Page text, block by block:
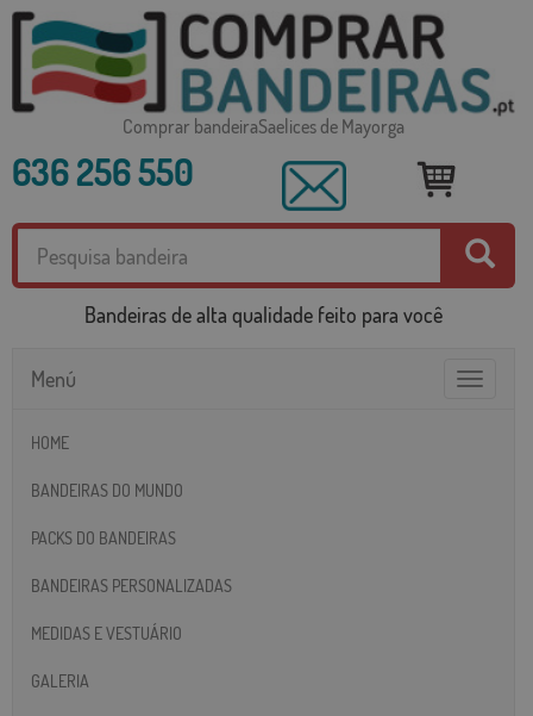
Comprar bandeiraSaelices de Mayorga
636 256 550
Bandeiras de alta qualidade feito para você
Toggle
Menú
HOME
BANDEIRAS DO MUNDO
PACKS DO BANDEIRAS
BANDEIRAS PERSONALIZADAS
MEDIDAS E VESTUÁRIO
GALERIA